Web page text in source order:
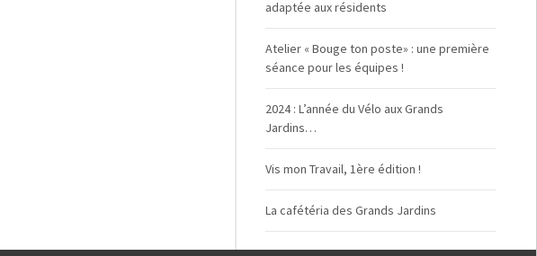
adaptée aux résidents
Atelier « Bouge ton poste» : une première
séance pour les équipes !
2024 : L’année du Vélo aux Grands
Jardins…
Vis mon Travail, 1ère édition !
La cafétéria des Grands Jardins